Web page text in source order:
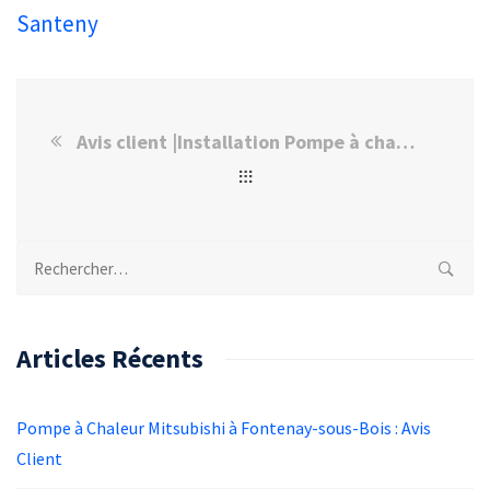
Santeny
Avis client |Installation Pompe à chaleur Panasonic à Santeny
Rechercher :
Articles Récents
Pompe à Chaleur Mitsubishi à Fontenay-sous-Bois : Avis
Client